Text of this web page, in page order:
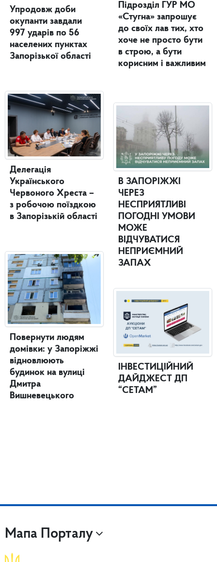
Упродовж доби
окупанти завдали
997 ударів по 56
населених пунктах
Запорізької області
Делегація
Українського
Червоного Хреста –
з робочою поїздкою
в Запорізькій області
Повернути людям
домівки: у Запоріжжі
відновлюють
будинок на вулиці
Дмитра
Вишневецького
Підрозділ ГУР МО
«Стугна» запрошує
до своїх лав тих, хто
хоче не просто бути
в строю, а бути
корисним і важливим
В ЗАПОРІЖЖІ
ЧЕРЕЗ
НЕСПРИЯТЛИВІ
ПОГОДНІ УМОВИ
МОЖЕ
ВІДЧУВАТИСЯ
НЕПРИЄМНИЙ
ЗАПАХ
ІНВЕСТИЦІЙНИЙ
ДАЙДЖЕСТ ДП
“СЕТАМ”
Мапа Порталу